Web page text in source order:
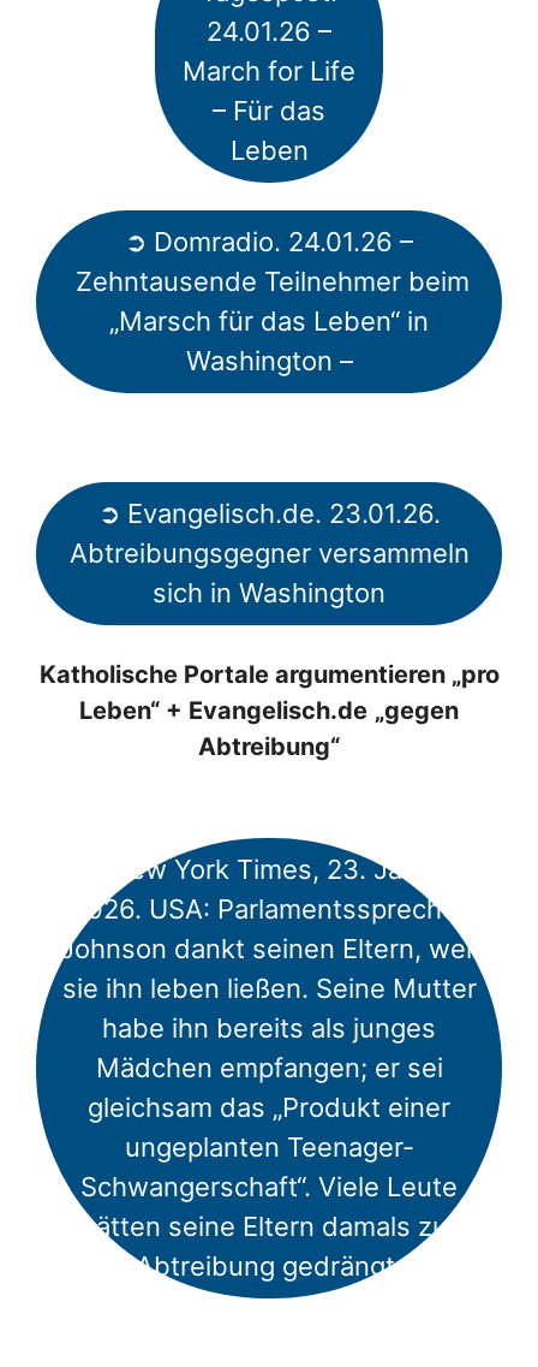
24.01.26 –
March for Life
– Für das
Leben
➲ Domradio. 24.01.26 –
Zehntausende Teilnehmer beim
„Marsch für das Leben“ in
Washington –
➲ Evangelisch.de. 23.01.26.
Abtreibungsgegner versammeln
sich in Washington
Katholische Portale argumentieren „pro
Leben“ + Evangelisch.de „gegen
Abtreibung“
➲ New York Times, 23. Januar
2026. USA: Parlamentssprecher
Johnson dankt seinen Eltern, weil
sie ihn leben ließen. Seine Mutter
habe ihn bereits als junges
Mädchen empfangen; er sei
gleichsam das „Produkt einer
ungeplanten Teenager-
Schwangerschaft“. Viele Leute
hätten seine Eltern damals zur
Abtreibung gedrängt.